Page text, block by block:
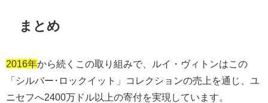
まとめ
2016年から続くこの取り組みで、ルイ・ヴィトンはこの
「シルバー･ロックイット」コレクションの売上を通じ、ユ
ニセフへ2400万ドル以上の寄付を実現しています。